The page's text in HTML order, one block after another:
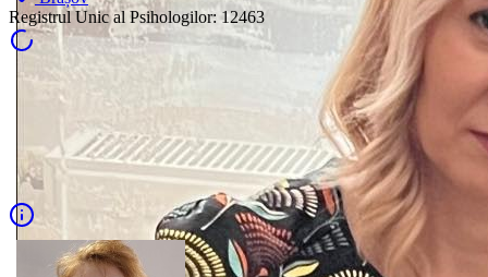
Registrul Unic al Psihologilor:12463